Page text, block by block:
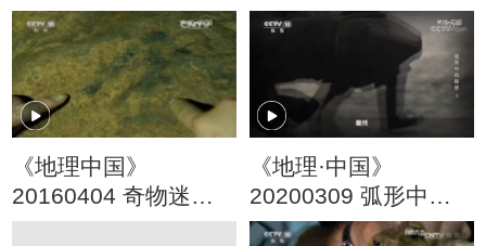
《地理中国》
20160404 奇物迷象·
仙洞传奇
《地理·中国》
20200309 弧形中的
秘密 1